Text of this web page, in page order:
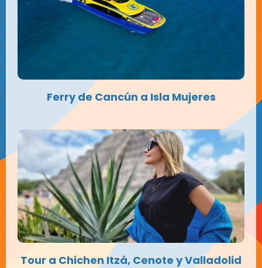
Ferry de Cancún a Isla Mujeres
Tour a Chichen Itzá, Cenote y Valladolid